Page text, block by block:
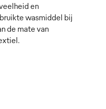
en
wasmiddel bij
de mate van